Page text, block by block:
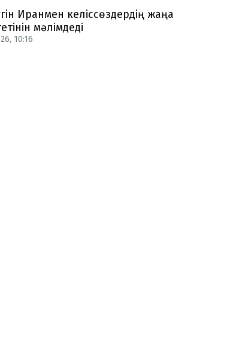
Иранмен келіссөздердің жаңа
мәлімдеді
10:16